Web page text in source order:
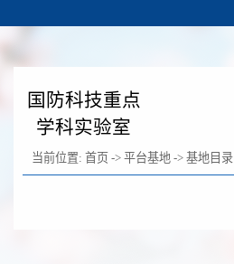
国防科技重点
学科实验室
当前位置: 首页 -> 平台基地 -> 基地目录